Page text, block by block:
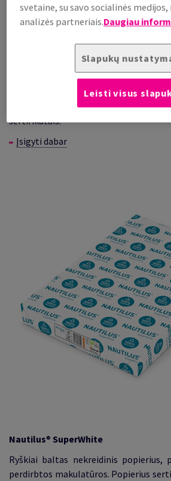
Classic
Pagamintas iš 100 % perdirbto
aukščiausius tvarumo standartus.
FSC®, taip pat įvertintas ES ekologinio
sertifikatais.
Įsigyti dabar
Nautilus® SuperWhite
Ryškiai baltas nekreidinis popierius,
perdirbtos makulatūros. Popierius
svetaine, su savo socialinės
analizės partneriais.Daugiau
Slapukų
Leisti visus